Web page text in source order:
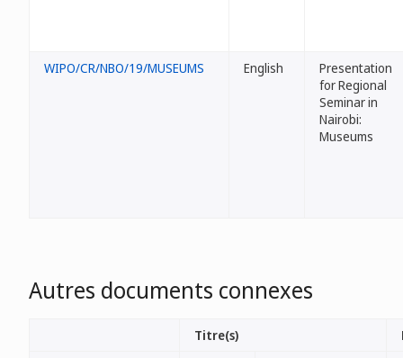
WIPO/CR/NBO/19/MUSEUMS English
Presentation
for Regional
Seminar in
Nairobi:
Museums
Autres documents connexes
Titre(s)